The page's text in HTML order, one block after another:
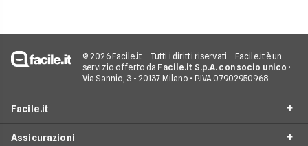
© 2026 Facile.it Tutti i diritti riservati
Facile.it è un
servizio offerto da Facile.it S.p.A. con socio unico •
Via Sannio, 3 - 20137 Milano • P.IVA 07902950968
Facile.it
Assicurazioni